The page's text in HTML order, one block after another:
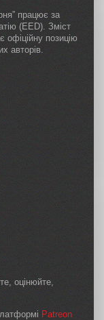
працює за
(EED). Зміст
офіційну позицію
авторів.
оцінюйте,
Patreon